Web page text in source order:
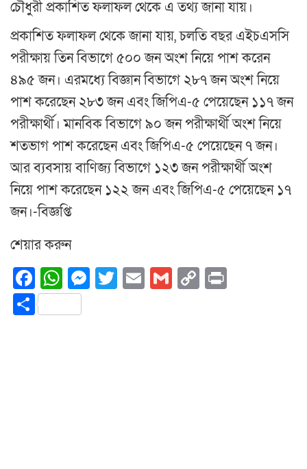
চৌধুরী প্রকাশিত ফলাফল থেকে এ তথ্য জানা যায়।
প্রকাশিত ফলাফল থেকে জানা যায়, চলতি বছর এইচএসসি
পরীক্ষায় তিন বিভাগে ৫০০ জন অংশ নিয়ে পাশ করেন
৪৯৫ জন। এরমধ্যে বিজ্ঞান বিভাগে ২৮৭ জন অংশ নিয়ে
পাশ করেছেন ২৮৩ জন এবং জিপিএ-৫ পেয়েছেন ১১৭ জন
পরীক্ষার্থী। মানবিক বিভাগে ৯০ জন পরীক্ষার্থী অংশ নিয়ে
শতভাগ পাশ করেছেন এবং জিপিএ-৫ পেয়েছেন ৭ জন।
আর ব্যবসায় বাণিজ্য বিভাগে ১২৩ জন পরীক্ষার্থী অংশ
নিয়ে পাশ করেছেন ১২২ জন এবং জিপিএ-৫ পেয়েছেন ১৭
জন।-বিজ্ঞপ্তি
শেয়ার করুন
Facebook
WhatsApp
Messenger
Twitter
EmailGmail
Copy
Share